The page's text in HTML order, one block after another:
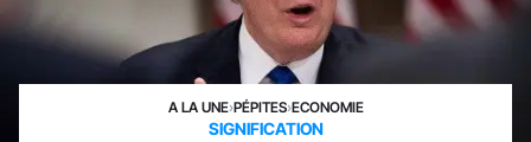
A LA UNE›PÉPITES›ECONOMIE
SIGNIFICATION